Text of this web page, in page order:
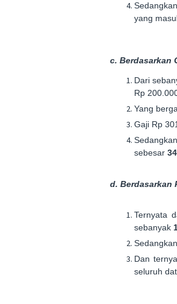
yang
c. Berdasarkan
Dari
Rp
Yang
Gaji Rp
sebesar
d. Berdasarkan
Ternyata
sebanyak
Dan
seluruh